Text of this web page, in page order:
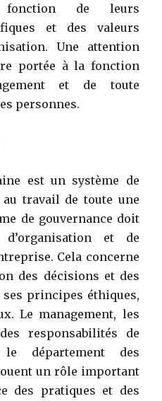
fonction de leurs
et des valeurs
Une attention
portée à la fonction
et de toute
personnes.
est un système de
au travail de toute une
de gouvernance doit
et de
Cela concerne
des décisions et des
principes éthiques,
Le management, les
responsabilités de
département des
un rôle important
des pratiques et des